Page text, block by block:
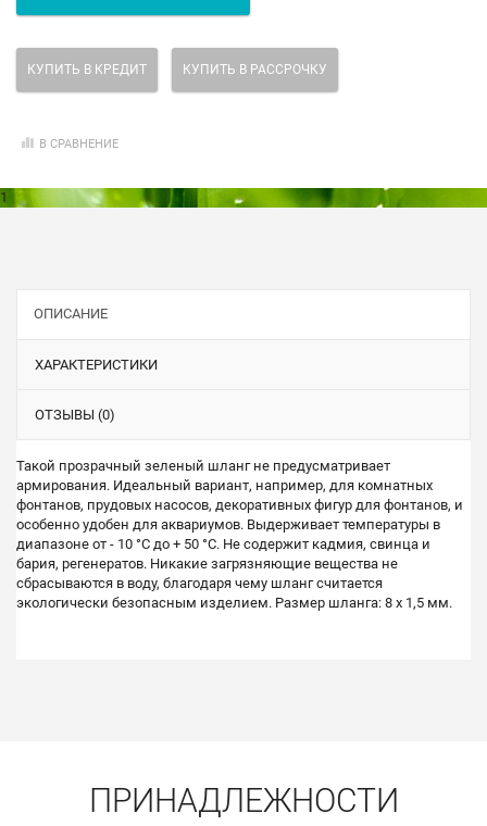
КУПИТЬ В КРЕДИТ КУПИТЬ В РАССРОЧКУ
В СРАВНЕНИЕ
1
ОПИСАНИЕ
ХАРАКТЕРИСТИКИ
ОТЗЫВЫ (0)
Такой прозрачный зеленый шланг не предусматривает
армирования. Идеальный вариант, например, для комнатных
фонтанов, прудовых насосов, декоративных фигур для фонтанов, и
особенно удобен для аквариумов. Выдерживает температуры в
диапазоне от - 10 °С до + 50 °С. Не содержит кадмия, свинца и
бария, регенератов. Никакие загрязняющие вещества не
сбрасываются в воду, благодаря чему шланг считается
экологически безопасным изделием. Размер шланга: 8 x 1,5 мм.
ПРИНАДЛЕЖНОСТИ